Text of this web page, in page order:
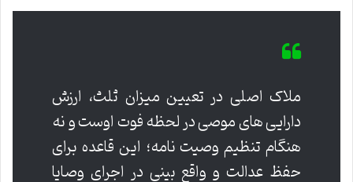
ملاک اصلی در تعیین میزان ثلث، ارزش
دارایی های موصی در لحظه فوت اوست و نه
هنگام تنظیم وصیت نامه؛ این قاعده برای
حفظ عدالت و واقع بینی در اجرای وصایا